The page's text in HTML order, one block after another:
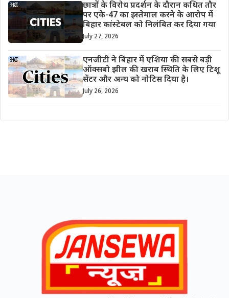
छात्रों के विरोध प्रदर्शन के दौरान कथित तौर
पर एके-47 का इस्तेमाल करने के आरोप में
बिहार कांस्टेबल को निलंबित कर दिया गया
July 27, 2026
एनजीटी ने बिहार में एशिया की सबसे बड़ी
ऑक्सबो झील की खराब स्थिति के लिए टिशू
सेंटर और अन्य को नोटिस दिया है।
July 26, 2026